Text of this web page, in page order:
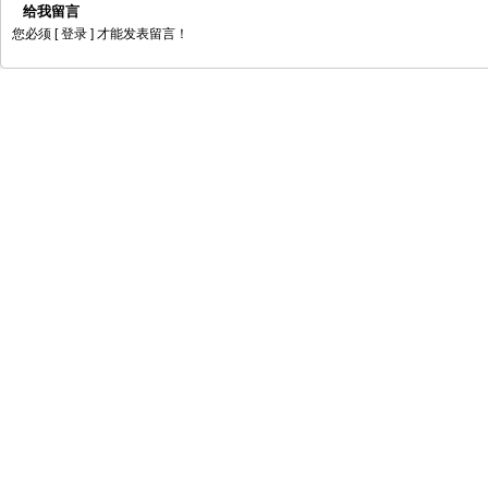
给我留言
您必须 [ 登录 ] 才能发表留言！